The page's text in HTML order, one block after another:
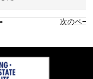
次のペー